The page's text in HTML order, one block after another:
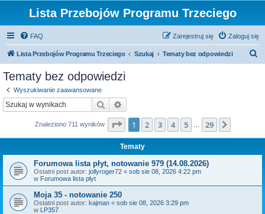
Lista Przebojów Programu Trzeciego
FAQ Zaloguj się
Zarejestruj się
Lista Przebojów Programu Trzeciego Szukaj Tematy bez odpowiedzi
Tematy bez odpowiedzi
Wyszukiwanie zaawansowane
Szukaj
Znaleziono 711 wyników Strona1 z29
1 2 3 4 5 29
Tematy
Forumowa lista płyt, notowanie 979 (14.08.2026)
Ostatni post autor: jollyroger72 « sob sie 08, 2026 4:22 pm
w Forumowa lista płyt
Moja 35 - notowanie 250
Ostatni post autor: kajman « sob sie 08, 2026 3:29 pm
w LP357